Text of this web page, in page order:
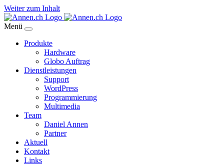
Weiter zum Inhalt
Menü
Produkte
Hardware
Globo Auftrag
Dienstleistungen
Support
WordPress
Programmierung
Multimedia
Team
Daniel Annen
Partner
Aktuell
Kontakt
Links